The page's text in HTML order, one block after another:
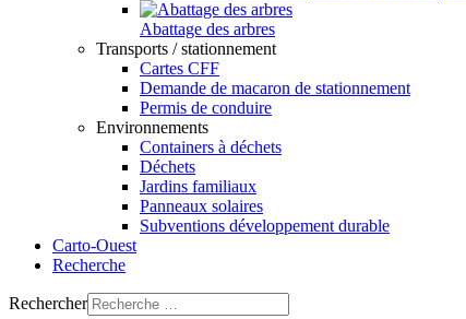
Abattage des arbres
Transports / stationnement
Cartes CFF
Demande de macaron de stationnement
Permis de conduire
Environnements
Containers à déchets
Déchets
Jardins familiaux
Panneaux solaires
Subventions développement durable
Carto-Ouest
Recherche
Rechercher